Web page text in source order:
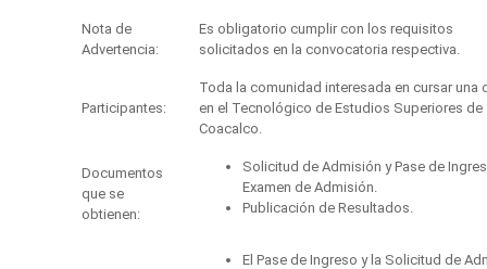
Nota de
Advertencia:
Es obligatorio cumplir con los requisitos
solicitados en la convocatoria respectiva.
Participantes:
Toda la comunidad interesada en cursar una
en el Tecnológico de Estudios Superiores de
Coacalco.
Documentos
que se
obtienen:
Solicitud de Admisión y Pase de
Examen de Admisión.
Publicación de Resultados.
El Pase de Ingreso y la Solicitud de